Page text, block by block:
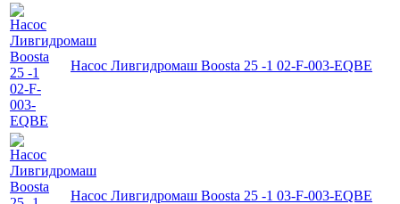
Насос Ливгидромаш Boosta 25 -1 02-F-003-EQBE
Насос Ливгидромаш Boosta 25 -1 03-F-003-EQBE